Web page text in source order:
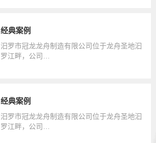
经典案例
汨罗市冠龙龙舟制造有限公司位于龙舟圣地汩
罗江畔，公司…
经典案例
汨罗市冠龙龙舟制造有限公司位于龙舟圣地汩
罗江畔，公司…